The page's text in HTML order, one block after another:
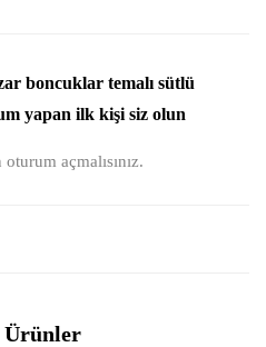
boncuklar temalı sütlü
yapan ilk kişi siz olun
oturum açmalısınız.